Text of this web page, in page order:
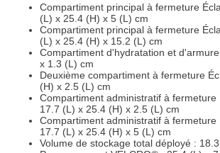
Compartiment principal à fermeture
(L) x 25.4 (H) x 5 (L) cm
Compartiment principal à fermeture
(L) x 25.4 (H) x 15.2 (L) cm
Compartiment d'hydratation et
x 1.3 (L) cm
Deuxième compartiment à fermeture
(H) x 2.5 (L) cm
Compartiment administratif à fermeture
17.7 (L) x 25.4 (H) x 2.5 (L) cm
Compartiment administratif à fermeture
17.7 (L) x 25.4 (H) x 5 (L) cm
Volume de stockage total déployé :